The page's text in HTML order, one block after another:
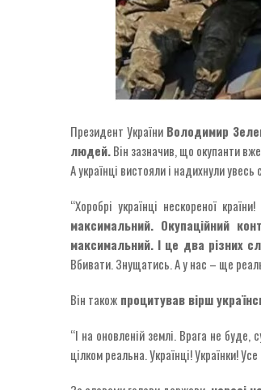
Президент України Володимир
людей.Він зазначив, що окупанти
А українці вистояли і надихнули
“Хоробрі українці нескореної
максимальний. Окупаційний
максимальний. І це два різних
Вбивати. Знущатись. А у нас – ще
Він також процитував вірш
“І на оновленій землі. Врага не
цілком реальна. Українці! Українки!